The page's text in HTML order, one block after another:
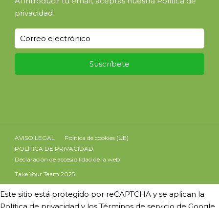
privacidad
AVISO LEGAL
Política de cookies (UE)
POLÍTICA DE PRIVACIDAD
Declaración de accesibilidad de la web
Take Your Team 2025
Este sitio está protegido por reCAPTCHA y se aplican la